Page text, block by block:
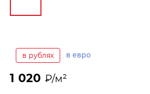
в рублях в евро
1 020 ₽/м²